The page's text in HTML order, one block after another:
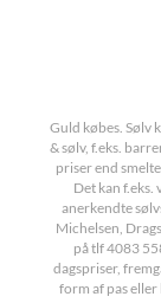
Guld købes. Sølv
& sølv, f.eks.
priser end
Det kan
anerkendte
Michelsen,
på tlf 4083
dagspriser,
form af pas